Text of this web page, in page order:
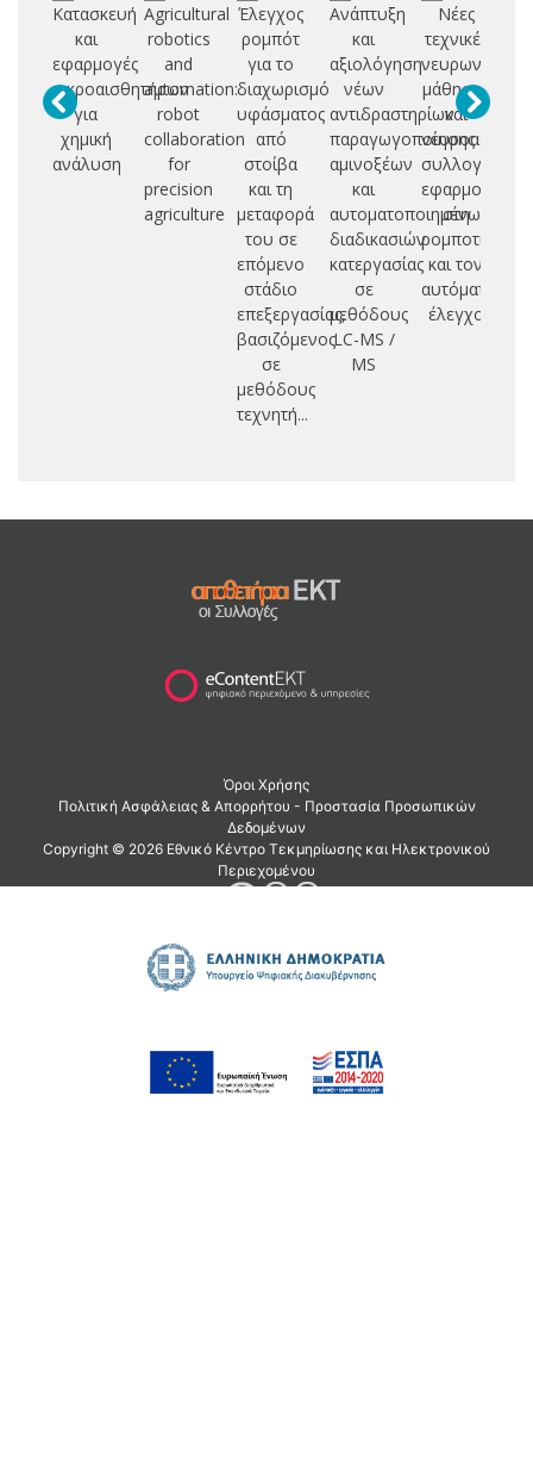
Κατασκευή
και
εφαρμογές
μικροαισθητήρων
για
χημική
ανάλυση
Agricultural
robotics
and
automation:
robot
collaboration
for
precision
agriculture
Έλεγχος
ρομπότ
για το
διαχωρισμό
υφάσματος
από
στοίβα
και τη
μεταφορά
του σε
επόμενο
στάδιο
επεξεργασίας,
βασιζόμενος
σε
μεθόδους
τεχνητή...
Ανάπτυξη
και
αξιολόγηση
νέων
αντιδραστηρίων
παραγωγοποίησης
αμινοξέων
και
αυτοματοποιημένων
διαδικασιών
κατεργασίας
σε
μεθόδους
LC-MS /
MS
Νέες
τεχνικές
νευρωνικής
μάθησης
και
εφαρμογή
στη
ρομποτική
και τον
αυτόματο
έλεγχο